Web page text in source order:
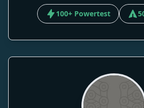
100+ Powertest